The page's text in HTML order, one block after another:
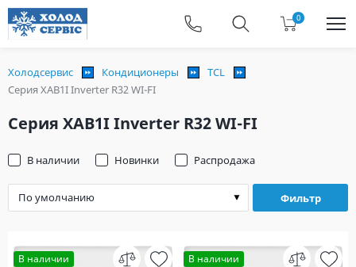
0
Холодсервис Кондиционеры
TCL
Серия XAB1I Inverter R32 WI-FI
Серия XAB1I Inverter R32 WI-FI
Фильтр
В наличии Новинки Распродажа
В наличии В наличии